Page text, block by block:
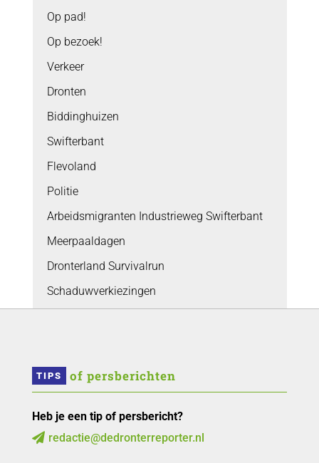
Op pad!
Op bezoek!
Verkeer
Dronten
Biddinghuizen
Swifterbant
Flevoland
Politie
Arbeidsmigranten Industrieweg Swifterbant
Meerpaaldagen
Dronterland Survivalrun
Schaduwverkiezingen
TIPS of persberichten
Heb je een tip of persbericht?
 redactie@dedronterreporter.nl